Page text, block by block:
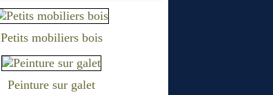
Petits mobiliers bois
Peinture sur galet